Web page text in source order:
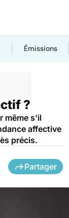
Émissions
?
même s'il
affective
précis.
Partager